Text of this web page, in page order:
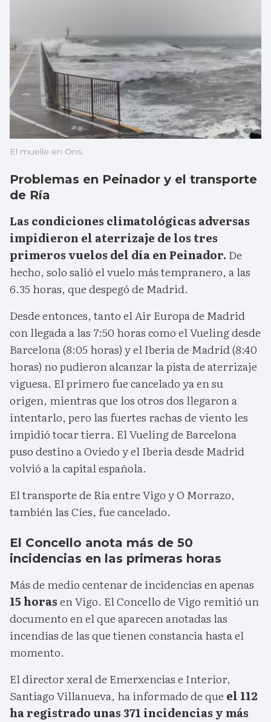
El muelle en Ons.
Problemas en Peinador y el transporte
de Ría
Las condiciones climatológicas adversas
impidieron el aterrizaje de los tres
primeros vuelos del día en Peinador. De
hecho, solo salió el vuelo más tempranero, a las
6.35 horas, que despegó de Madrid.
Desde entonces, tanto el Air Europa de Madrid
con llegada a las 7:50 horas como el Vueling desde
Barcelona (8:05 horas) y el Iberia de Madrid (8:40
horas) no pudieron alcanzar la pista de aterrizaje
viguesa. El primero fue cancelado ya en su
origen, mientras que los otros dos llegaron a
intentarlo, pero las fuertes rachas de viento les
impidió tocar tierra. El Vueling de Barcelona
puso destino a Oviedo y el Iberia desde Madrid
volvió a la capital española.
El transporte de Ría entre Vigo y O Morrazo,
también las Cíes, fue cancelado.
El Concello anota más de 50
incidencias en las primeras horas
Más de medio centenar de incidencias en apenas
15 horasen Vigo. El Concello de Vigo remitió un
documento en el que aparecen anotadas las
incendias de las que tienen constancia hasta el
momento.
El director xeral de Emerxencias e Interior,
Santiago Villanueva, ha informado de que el 112
ha registrado unas 371 incidencias y más